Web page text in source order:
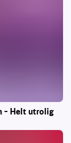
– Helt utrolig